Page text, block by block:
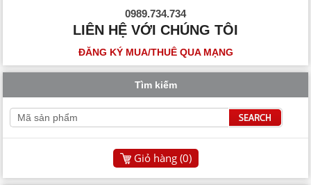
0989.734.734
LIÊN HỆ VỚI CHÚNG TÔI
ĐĂNG KÝ MUA/THUÊ QUA MẠNG
Tìm kiếm
Giỏ hàng (0)